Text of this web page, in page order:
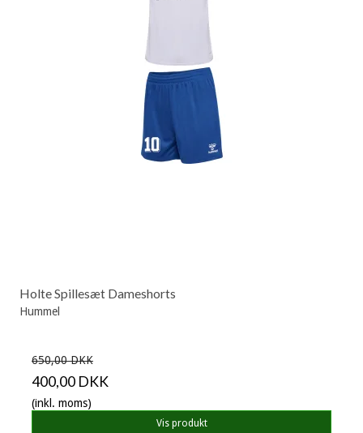
Holte Spillesæt Dameshorts
Hummel
650,00 DKK
400,00 DKK
(inkl. moms)
Vis produkt